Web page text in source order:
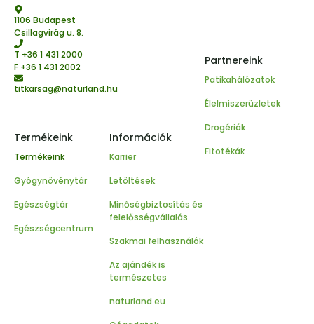
1106 Budapest
Csillagvirág u. 8.
T +36 1 431 2000
F +36 1 431 2002
titkarsag@naturland.hu
Termékeink
Termékeink
Gyógynövénytár
Egészségtár
Egészségcentrum
Információk
Karrier
Letöltések
Minőségbiztosítás és
felelősségvállalás
Szakmai felhasználók
Az ajándék is
természetes
naturland.eu
Partnereink
Patikahálózatok
Élelmiszerüzletek
Drogériák
Fitotékák